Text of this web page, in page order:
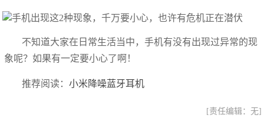
不知道大家在日常生活当中，手机有没有出现过异常的现
象呢？如果有一定要小心了啊！
推荐阅读：小米降噪蓝牙耳机
[责任编辑：无]